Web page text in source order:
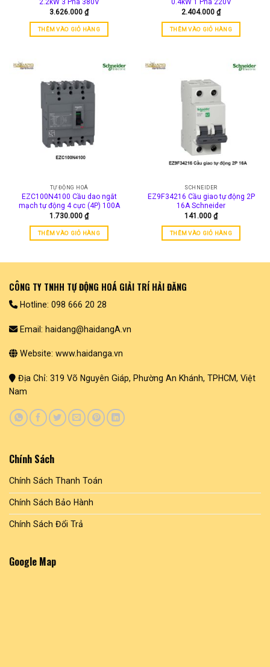
2.2kW 3 Pha 380V
3.626.000 ₫
THÊM VÀO GIỎ HÀNG
0.4kW 1 Pha 220V
2.404.000 ₫
THÊM VÀO GIỎ HÀNG
TỰ ĐỘNG HOÁ
EZC100N4100 Cầu dao ngắt
mạch tự động 4 cực (4P) 100A
1.730.000 ₫
THÊM VÀO GIỎ HÀNG
SCHNEIDER
EZ9F34216 Cầu giao tự động 2P
16A Schneider
141.000 ₫
THÊM VÀO GIỎ HÀNG
CÔNG TY TNHH TỰ ĐỘNG HOÁ GIẢI TRÍ HẢI ĐĂNG
Hotline: 098 666 20 28
Email: haidang@haidangA.vn
Website: www.haidanga.vn
Địa Chỉ: 319 Võ Nguyên Giáp, Phường An Khánh, TPHCM, Việt
Nam
Chính Sách
Chính Sách Thanh Toán
Chính Sách Bảo Hành
Chính Sách Đổi Trả
Google Map